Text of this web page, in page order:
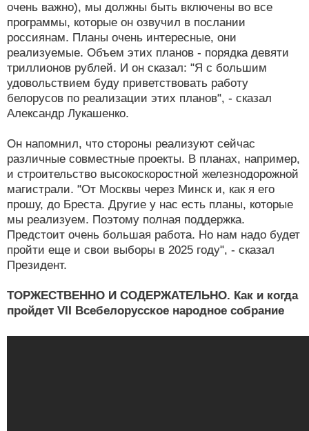
очень важно), мы должны быть включены во все
программы, которые он озвучил в послании
россиянам. Планы очень интересные, они
реализуемые. Объем этих планов - порядка девяти
триллионов рублей. И он сказал: "Я с большим
удовольствием буду приветствовать работу
белорусов по реализации этих планов", - сказал
Александр Лукашенко.
Он напомнил, что стороны реализуют сейчас
различные совместные проекты. В планах, например,
и строительство высокоскоростной железнодорожной
магистрали. "От Москвы через Минск и, как я его
прошу, до Бреста. Другие у нас есть планы, которые
мы реализуем. Поэтому полная поддержка.
Предстоит очень большая работа. Но нам надо будет
пройти еще и свои выборы в 2025 году", - сказал
Президент.
ТОРЖЕСТВЕННО И СОДЕРЖАТЕЛЬНО. Как и когда
пройдет VII Всебелорусское народное собрание